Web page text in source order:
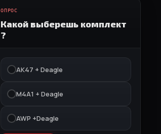
ОПРОС
Какой выберешь комплект
?
АК47 + Deagle
M4A1 + Deagle
AWP +Deagle